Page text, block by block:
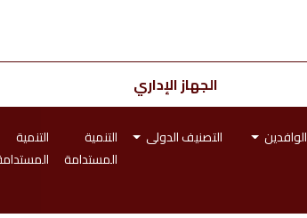
الجهاز الإداري
الوافدين التصنيف الدولى
التنمية
المستدامة
التنمية